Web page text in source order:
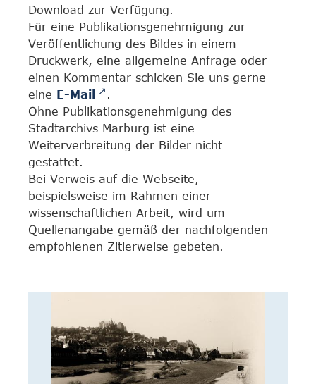
Download zur Verfügung.
Für eine Publikationsgenehmigung zur
Veröffentlichung des Bildes in einem
Druckwerk, eine allgemeine Anfrage oder
einen Kommentar schicken Sie uns gerne
eine E-Mail
.
Ohne Publikationsgenehmigung des
Stadtarchivs Marburg ist eine
Weiterverbreitung der Bilder nicht
gestattet.
Bei Verweis auf die Webseite,
beispielsweise im Rahmen einer
wissenschaftlichen Arbeit, wird um
Quellenangabe gemäß der nachfolgenden
empfohlenen Zitierweise gebeten.